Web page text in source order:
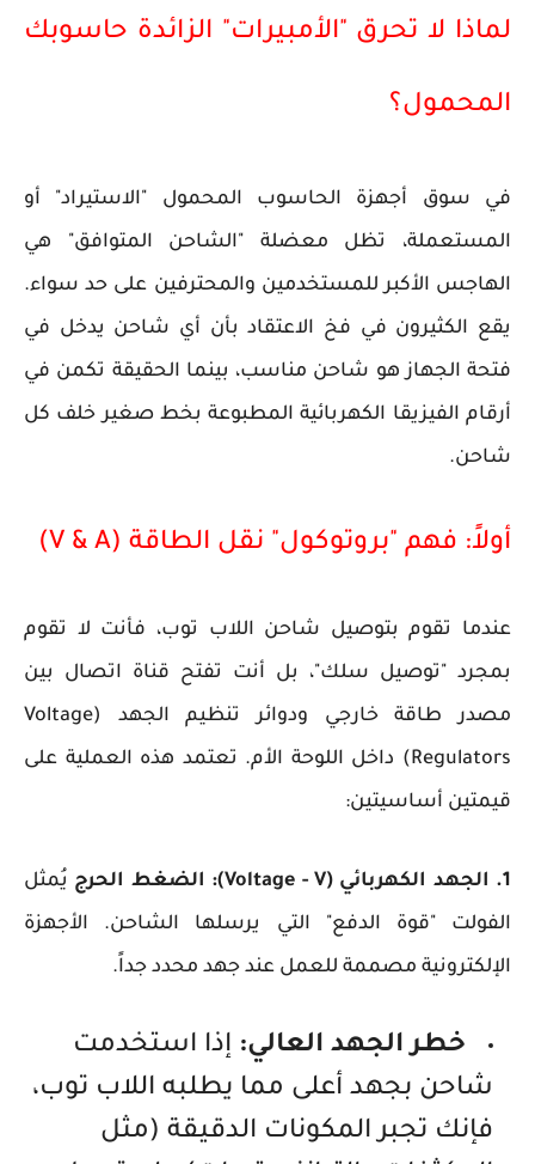
لماذا لا تحرق "الأمبيرات" الزائدة حاسوبك
المحمول؟
في سوق أجهزة الحاسوب المحمول "الاستيراد" أو
المستعملة، تظل معضلة "الشاحن المتوافق" هي
الهاجس الأكبر للمستخدمين والمحترفين على حد سواء.
يقع الكثيرون في فخ الاعتقاد بأن أي شاحن يدخل في
فتحة الجهاز هو شاحن مناسب، بينما الحقيقة تكمن في
أرقام الفيزيقا الكهربائية المطبوعة بخط صغير خلف كل
شاحن.
أولاً: فهم "بروتوكول" نقل الطاقة (V & A)
عندما تقوم بتوصيل شاحن اللاب توب، فأنت لا تقوم
بمجرد "توصيل سلك"، بل أنت تفتح قناة اتصال بين
مصدر طاقة خارجي ودوائر تنظيم الجهد (Voltage
Regulators) داخل اللوحة الأم. تعتمد هذه العملية على
قيمتين أساسيتين:
1. الجهد الكهربائي (Voltage - V): الضغط الحرج
يُمثل
الفولت "قوة الدفع" التي يرسلها الشاحن. الأجهزة
الإلكترونية مصممة للعمل عند جهد محدد جداً.
خطر الجهد العالي: إذا استخدمت
شاحن بجهد أعلى مما يطلبه اللاب توب،
فإنك تجبر المكونات الدقيقة (مثل